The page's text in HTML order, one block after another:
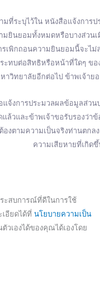
มที่ระบุไว้ใน หนังสือแจ้งกา
ยินยอมทั้งหมดหรือบางส่วน
เพิกถอนความยินยอมนี้จะไ
ทบต่อสิทธิหรือหน้าที่ใดๆ ขอ
าวิทยาลัยอีกต่อไป ข้าพเจ้า
แจ้งการประมวลผลข้อมูลส่
ล้วและข้าพเจ้าขอรับรองว่า
องตามความเป็นจริงท่านตก
ความเสียหายที่เกิด
ะสบการณ์ที่ดีในการใช้
อียดได้ที่ นโยบายความเป็น
วเองได้ของคุณได้เองโดย